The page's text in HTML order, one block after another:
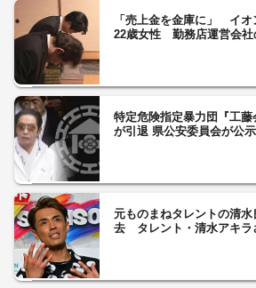
「売上金を金庫に」 イ
22歳女性 勤務店運営会社
特定危険指定暴力団『工
が引退 県公安委員会が公
元ものまねタレントの清
去 タレント・清水アキラ